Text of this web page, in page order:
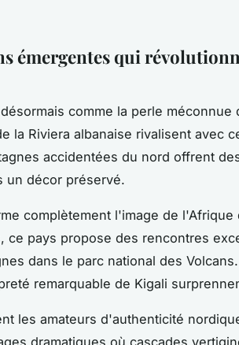
émergentes qui
comme la perle méconnue
la Riviera albanaise rivalisent avec
accidentées du nord offrent
un décor préservé.
complètement l'image de l'Afrique
ce pays propose des rencontres
dans le parc national des
remarquable de Kigali
les amateurs d'authenticité